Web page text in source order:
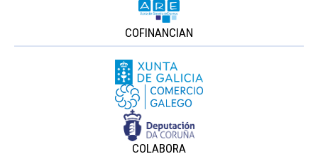
COFINANCIAN
COLABORA